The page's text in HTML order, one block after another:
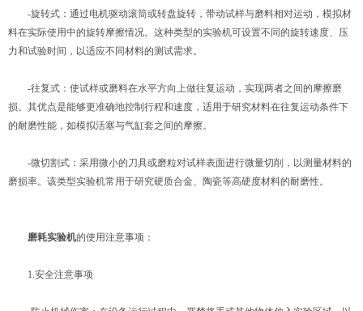
-旋转式：通过电机驱动滚筒或转盘旋转，带动试样与磨料相对运动，模拟材
料在实际使用中的旋转摩擦情况。这种类型的实验机可设置不同的旋转速度、压
力和试验时间，以适应不同材料的测试需求。
-往复式：使试样或磨料在水平方向上做往复运动，实现两者之间的摩擦磨
损。其优点是能够更准确地控制行程和速度，适用于研究材料在往复运动条件下
的耐磨性能，如模拟活塞与气缸套之间的摩擦。
-微切割式：采用微小的刀具或磨粒对试样表面进行微量切削，以测量材料的
磨损率。该类型实验机常用于研究硬质合金、陶瓷等高硬度材料的耐磨性。
磨耗实验机的使用注意事项：
1.安全注意事项